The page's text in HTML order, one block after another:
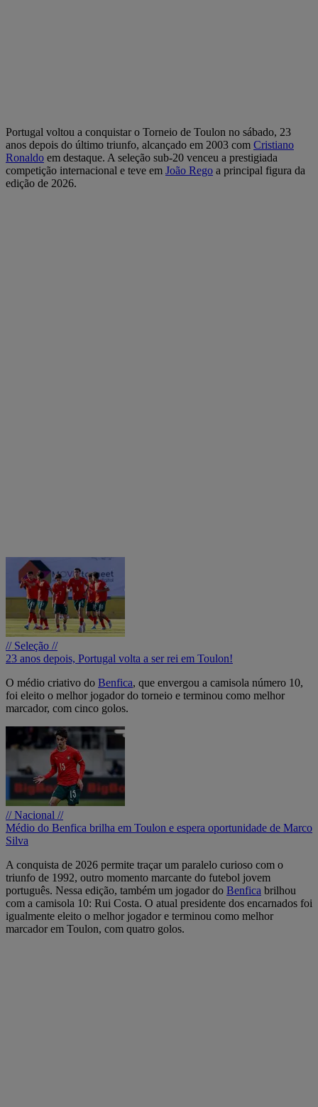
Portugal voltou a conquistar o Torneio de Toulon no sábado, 23
anos depois do último triunfo, alcançado em 2003 com Cristiano
Ronaldo em destaque. A seleção sub-20 venceu a prestigiada
competição internacional e teve em João Rego a principal figura da
edição de 2026.
// Seleção //
23 anos depois, Portugal volta a ser rei em Toulon!
O médio criativo do Benfica, que envergou a camisola número 10,
foi eleito o melhor jogador do torneio e terminou como melhor
marcador, com cinco golos.
// Nacional //
Médio do Benfica brilha em Toulon e espera oportunidade de Marco
Silva
A conquista de 2026 permite traçar um paralelo curioso com o
triunfo de 1992, outro momento marcante do futebol jovem
português. Nessa edição, também um jogador do Benfica brilhou
com a camisola 10: Rui Costa. O atual presidente dos encarnados foi
igualmente eleito o melhor jogador e terminou como melhor
marcador em Toulon, com quatro golos.